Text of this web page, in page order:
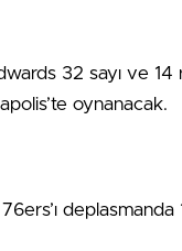
32 sayı ve 14
oynanacak.